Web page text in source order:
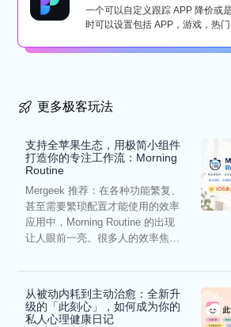
一个可以自定义跟踪 APP 降价或
时可以设置包括 APP，游戏，热
更多极客玩法
支持全苹果生态，用极简小组件
打造你的专注工作流：Morning
Routine
Mergeek 推荐：在各种功能繁复、
甚至需要繁琐配置才能使用的效率
应用中，Morning Routine 的出现
让人眼前一亮。很多人的效率焦
从被动内耗到主动治愈：全新升
级的「此刻心」，如何成为你的
私人心理健康日记